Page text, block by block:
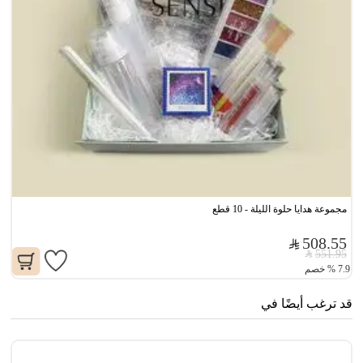
مجموعة هدايا حلوة الليلة - 10 قطع
508.55
551.95
7.9
% خصم
قد ترغب أيضًا في